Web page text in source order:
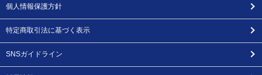
個人情報保護方針
特定商取引法に基づく表示
SNSガイドライン